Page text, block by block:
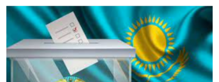
c
9
,
2
0
2
3